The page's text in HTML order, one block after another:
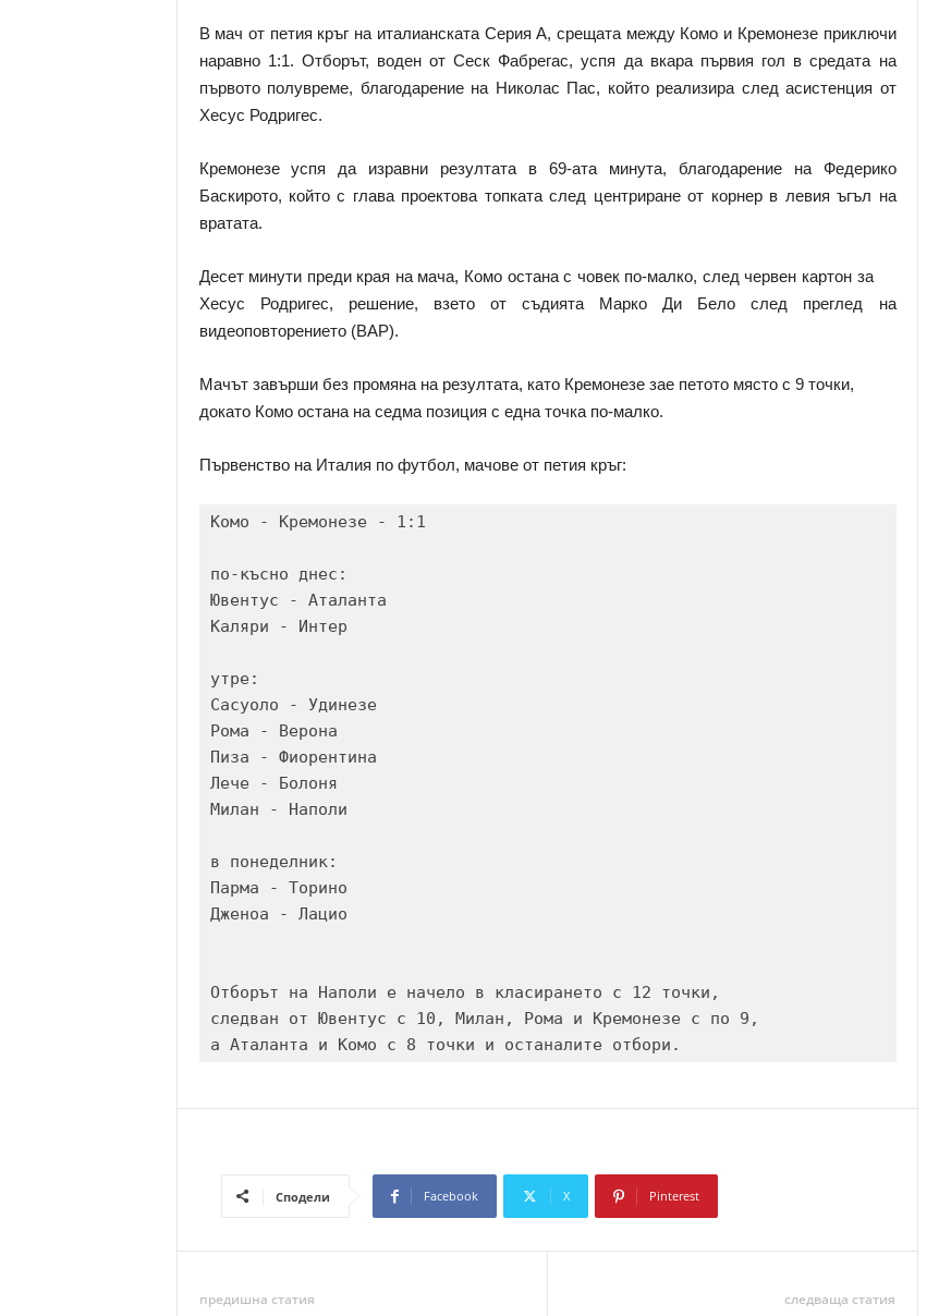
В мач от петия кръг на италианската Серия А, срещата между Комо и Кремонезе приключи
наравно 1:1. Отборът, воден от Сеск Фабрегас, успя да вкара първия гол в средата на
първото полувреме, благодарение на Николас Пас, който реализира след асистенция от
Хесус Родригес.
Кремонезе успя да изравни резултата в 69-ата минута, благодарение на Федерико
Баскирото, който с глава проектова топката след центриране от корнер в левия ъгъл на
вратата.
Десет минути преди края на мача, Комо остана с човек по-малко, след червен картон за
Хесус Родригес, решение, взето от съдията Марко Ди Бело след преглед на
видеоповторението (ВАР).
Мачът завърши без промяна на резултата, като Кремонезе зае петото място с 9 точки,
докато Комо остана на седма позиция с една точка по-малко.
Първенство на Италия по футбол, мачове от петия кръг:
Комо - Кремонезе - 1:1
по-късно днес:
Ювентус - Аталанта
Каляри - Интер
утре:
Сасуоло - Удинезе
Рома - Верона
Пиза - Фиорентина
Лече - Болоня
Милан - Наполи
в понеделник:
Парма - Торино
Дженоа - Лацио
Отборът на Наполи е начело в класирането с 12 точки,
следван от Ювентус с 10, Милан, Рома и Кремонезе с по 9,
а Аталанта и Комо с 8 точки и останалите отбори.
Сподели Facebook X Pinterest
предишна статия следваща статия